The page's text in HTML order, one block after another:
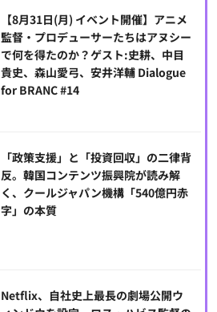
【8月31日(月) イベント開催】アニメ
監督・プロデューサーたちはアヌシー
で何を得たのか？ゲスト:史耕、中目
貴史、森山愛弓、安井洋輔 Dialogue
for BRANC #14
「政策支援」と「投資回収」の二律背
反。韓国コンテンツ振興院が読み解
く、クールジャパン機構「540億円赤
字」の本質
Netflix、自社史上最長の劇場公開ウ